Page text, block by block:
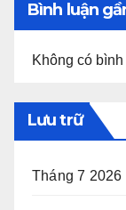
Bình luận
Không có
Lưu trữ
Tháng 7 2026